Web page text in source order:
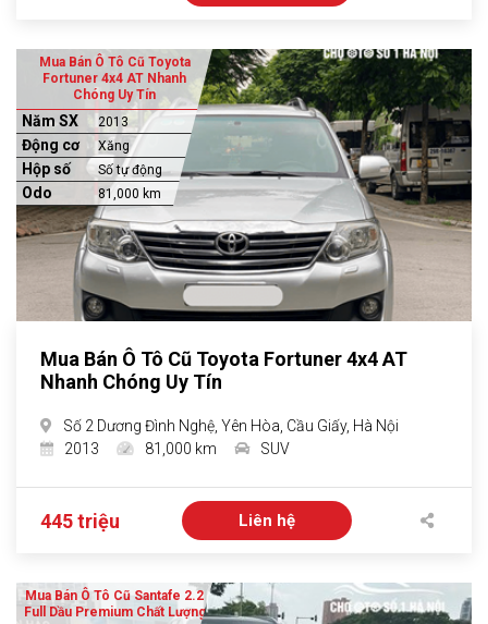
Mua Bán Ô Tô Cũ Toyota
Fortuner 4x4 AT Nhanh
Chóng Uy Tín
Năm SX 2013
Động cơ Xăng
Hộp số Số tự động
Odo 81,000 km
Mua Bán Ô Tô Cũ Toyota Fortuner 4x4 AT
Nhanh Chóng Uy Tín
Số 2 Dương Đình Nghệ, Yên Hòa, Cầu Giấy, Hà Nội
2013
81,000 km SUV
445 triệu Liên hệ
Mua Bán Ô Tô Cũ Santafe 2.2
Full Dầu Premium Chất Lượng